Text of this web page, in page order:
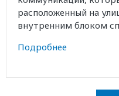
расположенный на
внутренним блоком
Подробнее